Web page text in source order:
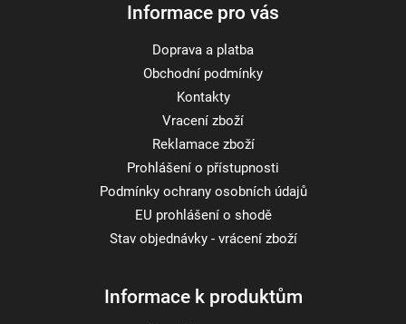
Informace pro vás
Doprava a platba
Obchodní podmínky
Kontakty
Vracení zboží
Reklamace zboží
Prohlášení o přístupnosti
Podmínky ochrany osobních údajů
EU prohlášení o shodě
Stav objednávky - vrácení zboží
Informace k produktům